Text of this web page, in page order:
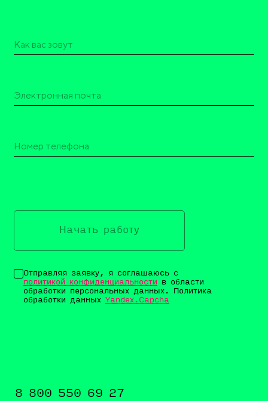
Начать работу
Отправляя заявку, я соглашаюсь с
политикой конфиденциальности в области
обработки персональных данных. Политика
обработки данных Yandex.Capcha
8 800 550 69 27